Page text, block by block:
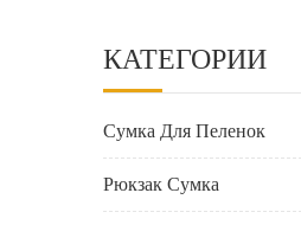
КАТЕГОРИИ
Сумка Для Пеленок
Рюкзак Сумка